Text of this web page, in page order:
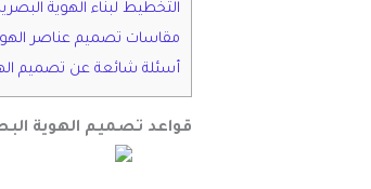
التخطيط لبناء الهوية
مقاسات تصميم عناصر
أسئلة شائعة عن تصميم
قواعد تصميم الهوية